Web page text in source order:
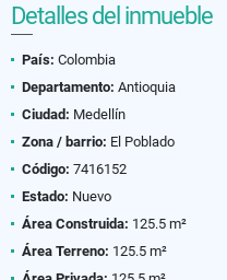
Detalles del inmueble
País: Colombia
Departamento: Antioquia
Ciudad: Medellín
Zona / barrio: El Poblado
Código: 7416152
Estado: Nuevo
Área Construida: 125.5 m²
Área Terreno: 125.5 m²